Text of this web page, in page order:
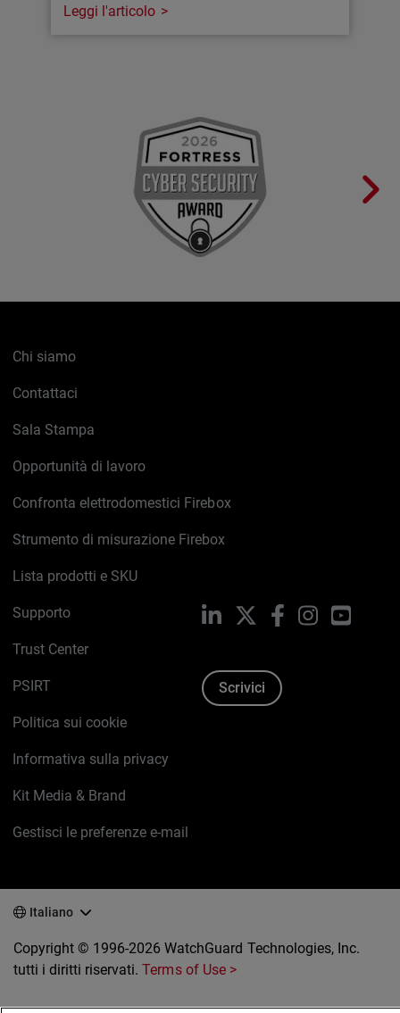
Leggi l'articolo
Chi siamo
Contattaci
Sala Stampa
Opportunità di lavoro
Confronta elettrodomestici Firebox
Strumento di misurazione Firebox
Lista prodotti e SKU
Supporto
Trust Center
PSIRT
Politica sui cookie
Informativa sulla privacy
Kit Media & Brand
Gestisci le preferenze e-mail
LinkedIn FacebookInstagram
Scrivici
Italiano
Copyright © 1996-2026 WatchGuard Technologies, Inc.
tutti i diritti riservati.Terms of Use >